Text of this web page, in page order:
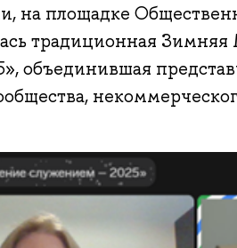
на площадке
традиционная
объединившая